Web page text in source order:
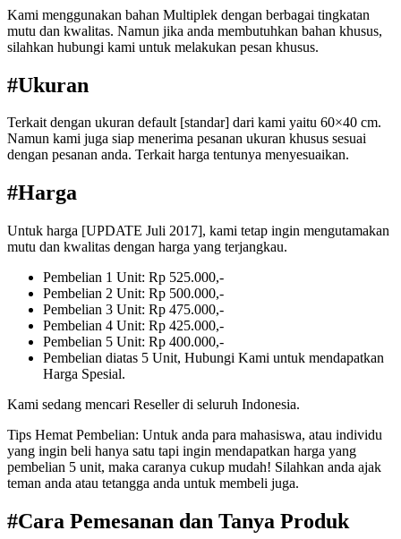
Kami menggunakan bahan Multiplek dengan berbagai tingkatan
mutu dan kwalitas. Namun jika anda membutuhkan bahan khusus,
silahkan hubungi kami untuk melakukan pesan khusus.
#Ukuran
Terkait dengan ukuran default [standar] dari kami yaitu 60×40 cm.
Namun kami juga siap menerima pesanan ukuran khusus sesuai
dengan pesanan anda. Terkait harga tentunya menyesuaikan.
#Harga
Untuk harga [UPDATE Juli 2017], kami tetap ingin mengutamakan
mutu dan kwalitas dengan harga yang terjangkau.
Pembelian 1 Unit: Rp 525.000,-
Pembelian 2 Unit: Rp 500.000,-
Pembelian 3 Unit: Rp 475.000,-
Pembelian 4 Unit: Rp 425.000,-
Pembelian 5 Unit: Rp 400.000,-
Pembelian diatas 5 Unit, Hubungi Kami untuk mendapatkan
Harga Spesial.
Kami sedang mencari Reseller di seluruh Indonesia.
Tips Hemat Pembelian: Untuk anda para mahasiswa, atau individu
yang ingin beli hanya satu tapi ingin mendapatkan harga yang
pembelian 5 unit, maka caranya cukup mudah! Silahkan anda ajak
teman anda atau tetangga anda untuk membeli juga.
#Cara Pemesanan dan Tanya Produk